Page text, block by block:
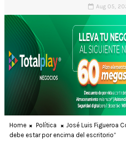
Aug 05,
Home Política
José Luis Figueroa
debe estar por encima del escritorio”